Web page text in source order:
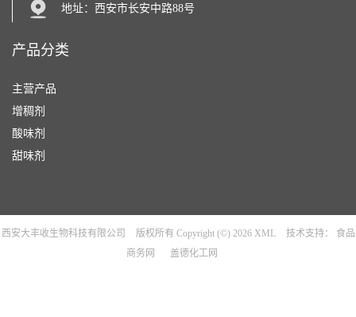
地址：西安市长安中路88号
产品分类
主营产品
增稠剂
酸味剂
甜味剂
西安大丰收生物科技有限公司 版权所有 Copyright (©) 2026 XML 技术支持：
食品
商务网
盖德化工网